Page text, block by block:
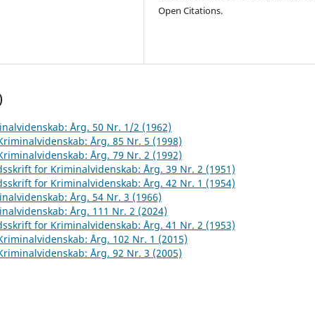
Open Citations.
Årg. 50 Nr. 1/2 (1962)
Årg. 85 Nr. 5 (1998)
Årg. 79 Nr. 2 (1992)
for Kriminalvidenskab: Årg. 39 Nr. 2 (1951)
for Kriminalvidenskab: Årg. 42 Nr. 1 (1954)
Årg. 54 Nr. 3 (1966)
Årg. 111 Nr. 2 (2024)
for Kriminalvidenskab: Årg. 41 Nr. 2 (1953)
Årg. 102 Nr. 1 (2015)
Årg. 92 Nr. 3 (2005)